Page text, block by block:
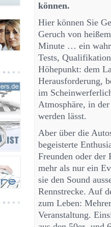
können.
Hier können Sie
Geruch von
Minute … ein
Tests,
Höhepunkt: dem
Herausforderung,
im
Atmosphäre, in
werden lässt.
Aber über die
begeisterte
Freunden oder
mehr als nur ein
sie den Sound
Rennstrecke. Auf
zum Leben:
Veranstaltung.